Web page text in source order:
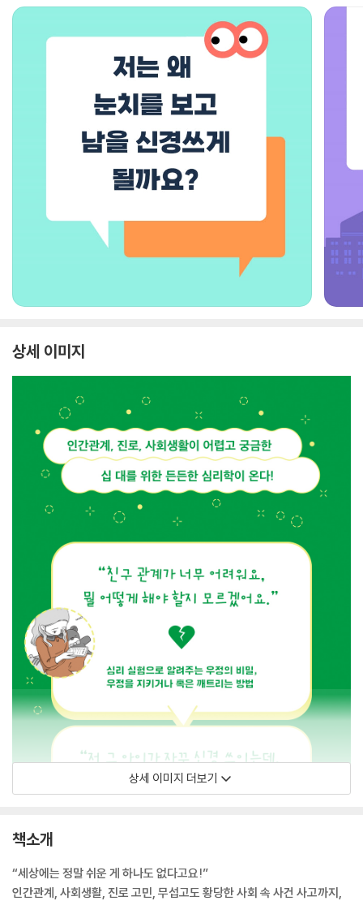
상세 이미지
상세 이미지 더보기
책소개
“세상에는 정말 쉬운 게 하나도 없다고요!”
인간관계, 사회생활, 진로 고민, 무섭고도 황당한 사회 속 사건 사고까지,